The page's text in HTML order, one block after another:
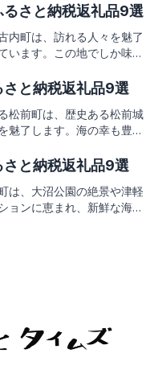
と納税の返礼品を通じてお
に。
さと納税返礼品9選
内町は、訪れる人々を魅了
います。この地でしか味わ
紹介した後には、心待ちに
と納税返礼品9選
松前町は、歴史ある松前城
魅了します。海の幸も豊富
と納税で、どんな返礼品が
と納税返礼品9選
は、大沼公園の絶景や津軽
ョンに恵まれ、新鮮な海の